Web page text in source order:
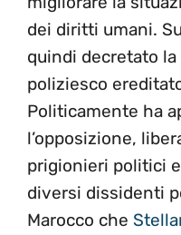
dei diritti umani.
quindi decretato
poliziesco
Politicamente ha
l’opposizione,
prigionieri politici
diversi dissidenti
Marocco che